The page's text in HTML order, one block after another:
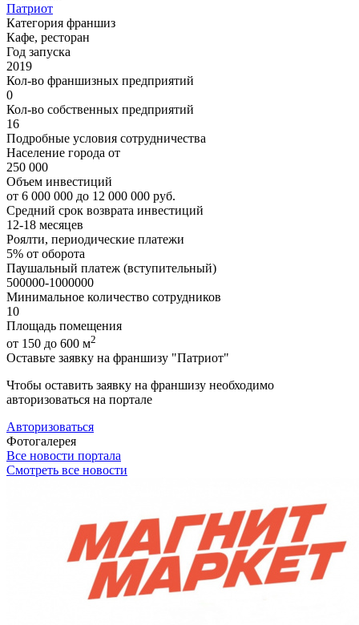
Патриот
Категория франшиз
Кафе, ресторан
Год запуска
2019
Кол-во франшизных предприятий
0
Кол-во собственных предприятий
16
Подробные условия сотрудничества
Население города от
250 000
Объем инвестиций
от 6 000 000 до 12 000 000 руб.
Средний срок возврата инвестиций
12-18 месяцев
Роялти, периодические платежи
5% от оборота
Паушальный платеж (вступительный)
500000-1000000
Минимальное количество сотрудников
10
Площадь помещения
от 150 до 600 м2
Оставьте заявку на франшизу "Патриот"
Чтобы оставить заявку на франшизу необходимо
авторизоваться на портале
Авторизоваться
Фотогалерея
Все новости портала
Смотреть все новости